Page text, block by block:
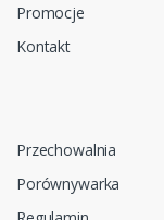
Promocje
Kontakt
Przechowalnia
Porównywarka